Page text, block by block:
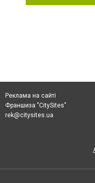
Реклама на сайті
Франшиза "CitySites"
rek@citysites.ua